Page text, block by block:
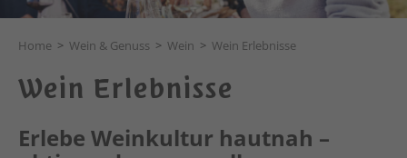
Home > Wein & Genuss > Wein > Wein Erlebnisse
Wein Erlebnisse
Erlebe Weinkultur hautnah –